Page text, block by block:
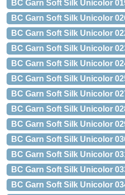
BC Garn Soft Silk Unicolor
BC Garn Soft Silk Unicolor
BC Garn Soft Silk Unicolor
BC Garn Soft Silk Unicolor
BC Garn Soft Silk Unicolor
BC Garn Soft Silk Unicolor
BC Garn Soft Silk Unicolor
BC Garn Soft Silk Unicolor
BC Garn Soft Silk Unicolor
BC Garn Soft Silk Unicolor
BC Garn Soft Silk Unicolor
BC Garn Soft Silk Unicolor
BC Garn Soft Silk Unicolor